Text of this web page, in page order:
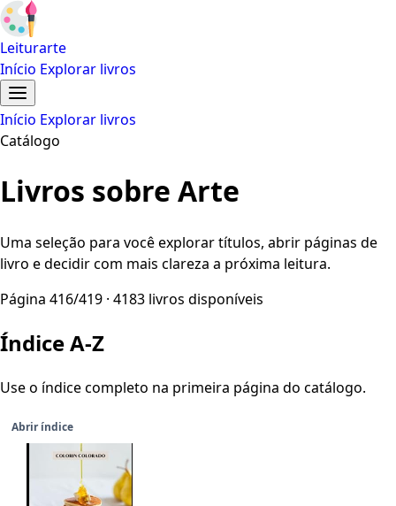
Leiturarte
Início Explorar livros
Início Explorar livros
Catálogo
Livros sobre Arte
Uma seleção para você explorar títulos, abrir páginas de
livro e decidir com mais clareza a próxima leitura.
Página 416/419 · 4183 livros disponíveis
Índice A-Z
Use o índice completo na primeira página do catálogo.
Abrir índice